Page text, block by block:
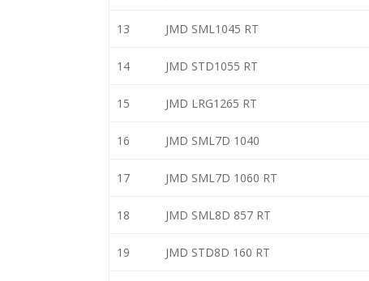
13 JMD SML1045 RT
14 JMD STD1055 RT
15 JMD LRG1265 RT
16 JMD SML7D 1040
17 JMD SML7D 1060 RT
18 JMD SML8D 857 RT
19 JMD STD8D 160 RT